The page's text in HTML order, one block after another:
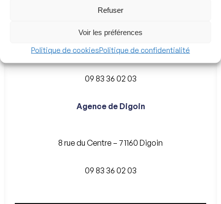
Refuser
Voir les préférences
Politique de cookiesPolitique de confidentialité
Agence de Roanne
8 rue Alexandre Roche – 42300 Roanne
09 83 36 02 03
Agence de Digoin
8 rue du Centre – 71160 Digoin
09 83 36 02 03